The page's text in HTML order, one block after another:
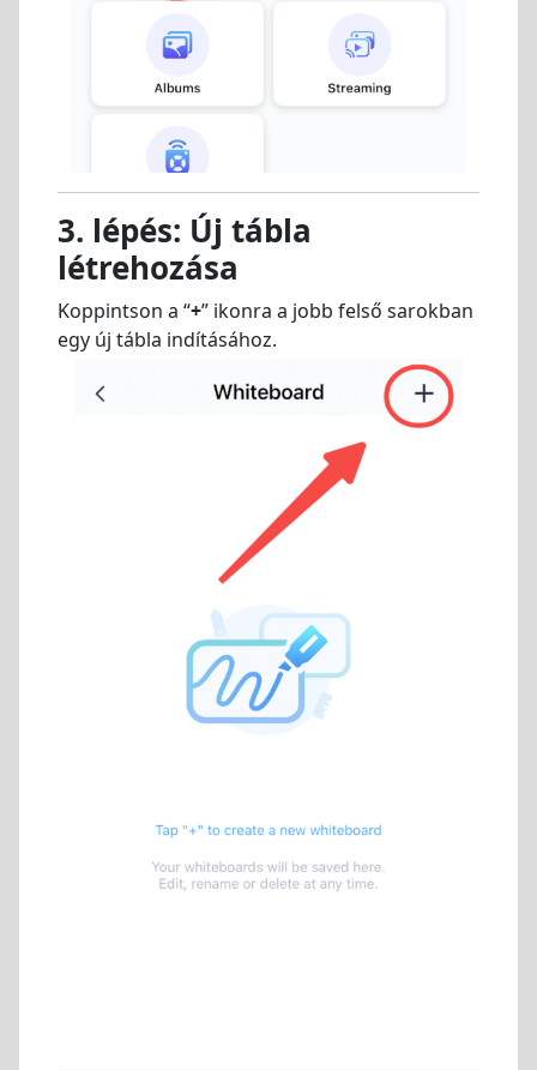
3. lépés: Új tábla
létrehozása
Koppintson a “+” ikonra a jobb felső sarokban
egy új tábla indításához.